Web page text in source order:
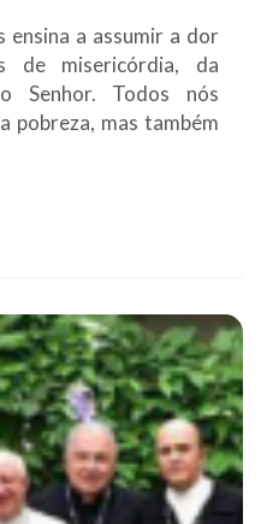
ensina a assumir a dor
de misericórdia, da
Senhor. Todos nós
pobreza, mas também